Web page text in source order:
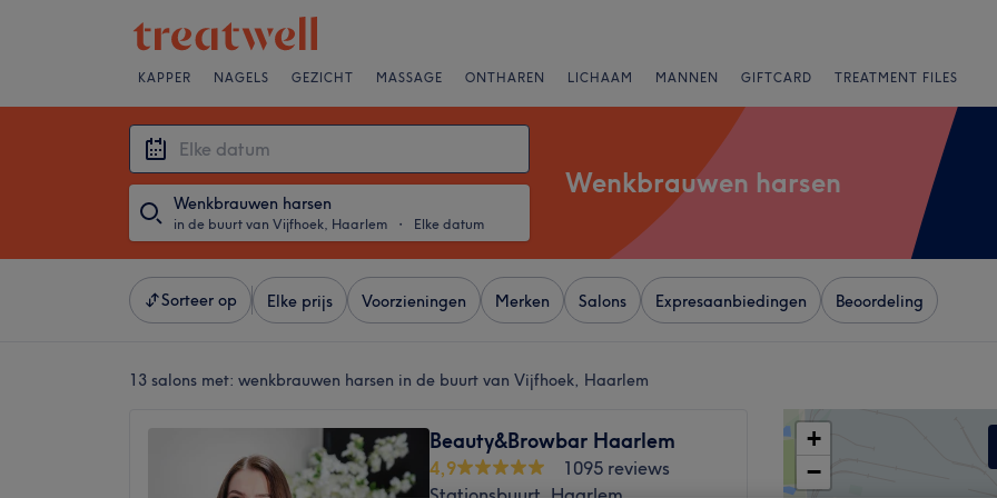
KAPPER NAGELS GEZICHT MASSAGE ONTHAREN LICHAAM MANNEN GIFTCARD TREATMENT FILES
Wenkbrauwen harsen
in de buurt van Vijfhoek, Haarlem ・ Elke datum
Wenkbrauwen harsen
Sorteer op Elke prijs Voorzieningen Merken Salons Expresaanbiedingen Beoordeling
13 salons met: wenkbrauwen harsen in de buurt van Vijfhoek, Haarlem
Beauty&Browbar Haarlem
4,9
1095 reviews
+
−